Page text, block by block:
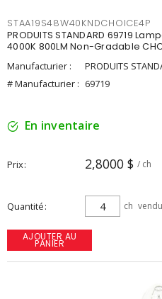
STAA19S48W40KNDCHOICE4P
PRODUITS STANDARD 69719
4000K 800LM Non-Gradable
Manufacturier :
PRODUITS
# Manufacturier : 69719
En inventaire
Prix 2,8000 $ / ch
Quantité ch
AJOUTER AU
PANIER